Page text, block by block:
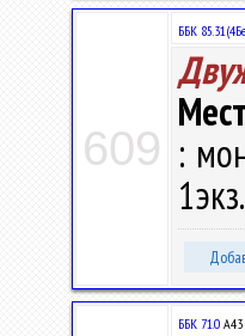
609
ББК
:
1экз.
ББК 71.0 А43